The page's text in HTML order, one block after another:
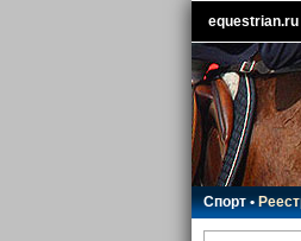
equestrian.ru
Спорт•